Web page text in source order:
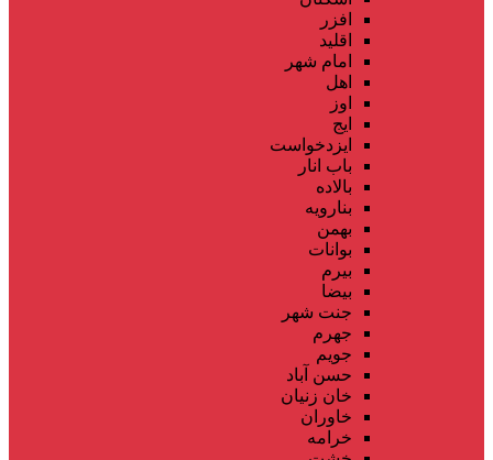
افزر
اقلید
امام شهر
اهل
اوز
ایج
ایزدخواست
باب انار
بالاده
بنارویه
بهمن
بوانات
بیرم
بیضا
جنت شهر
جهرم
جویم
حسن آباد
خان زنیان
خاوران
خرامه